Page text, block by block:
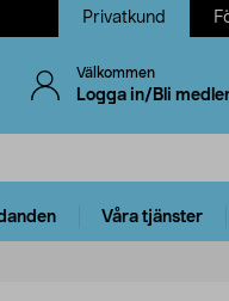
Privatkund
Välkommen
Logga in/Bli
Våra tjänster